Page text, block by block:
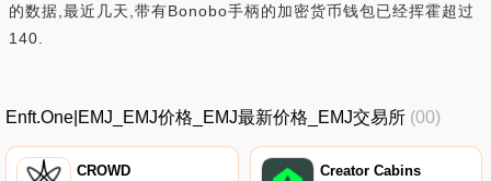
的数据,最近几天,带有Bonobo手柄的加密货币钱包已经挥霍超过
140.
Enft.One|EMJ_EMJ价格_EMJ最新价格_EMJ交易所 (00)
CROWD Creator Cabins